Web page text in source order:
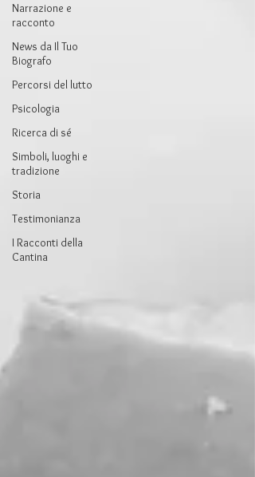
Narrazione e
racconto
News da Il Tuo
Biografo
Percorsi del lutto
Psicologia
Ricerca di sé
Simboli, luoghi e
tradizione
Storia
Testimonianza
I Racconti della
Cantina